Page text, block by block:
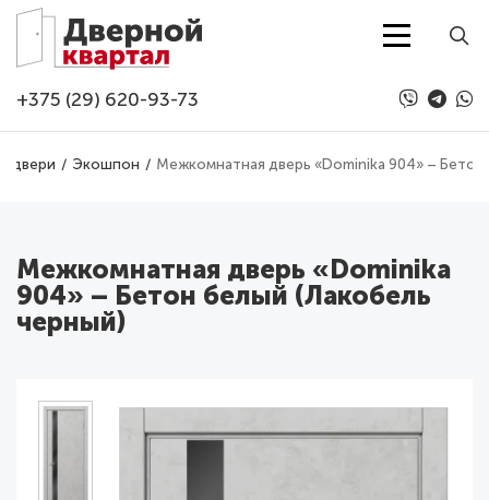
Перейти к основному содержанию
+375 (29) 620-93-73
двери Экошпон Межкомнатная дверь «Dominika 904» – Бетон
Межкомнатная дверь «Dominika
904» – Бетон белый (Лакобель
черный)